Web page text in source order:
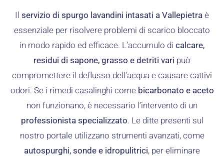
Il servizio di spurgo lavandini intasati a Vallepietra è
essenziale per risolvere problemi di scarico bloccato
in modo rapido ed efficace. L’accumulo di calcare,
residui di sapone, grasso e detriti vari può
compromettere il deflusso dell’acqua e causare cattivi
odori. Se i rimedi casalinghi come bicarbonato e aceto
non funzionano, è necessario l’intervento di un
professionista specializzato. Le ditte presenti sul
nostro portale utilizzano strumenti avanzati, come
autospurghi, sonde e idropulitrici, per eliminare